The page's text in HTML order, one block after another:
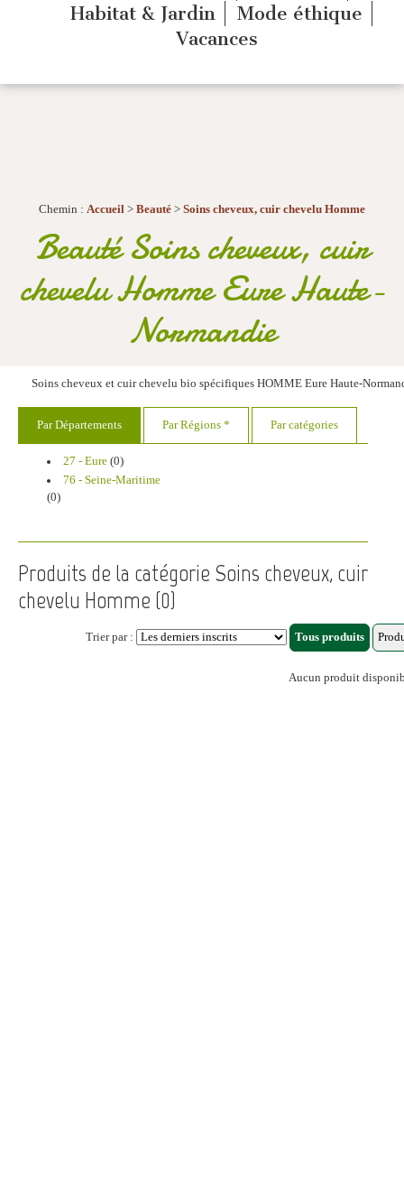
Habitat & Jardin
Mode éthique
Vacances
Chemin : Accueil > Beauté > Soins cheveux, cuir chevelu Homme
Beauté Soins cheveux, cuir
chevelu Homme Eure Haute-
Normandie
Soins cheveux et cuir chevelu bio spécifiques HOMME Eure Haute-
Par Départements Par Régions * Par catégories
27 - Eure(0)
76 - Seine-Maritime
(0)
Produits de la catégorie Soins cheveux, cuir
chevelu Homme (0)
Trier par :
Aucun produit